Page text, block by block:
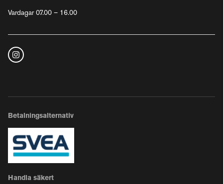
Vardagar 07.00 – 16.00
Betalningsalternativ
Handla säkert